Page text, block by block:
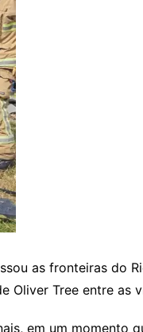
as fronteiras do
Oliver Tree entre as
em um momento